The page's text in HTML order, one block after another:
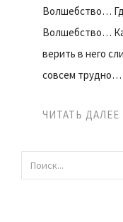
Волшебство…
Волшебство…
верить в него
совсем трудно…
ЧИТАТЬ ДАЛЕЕ